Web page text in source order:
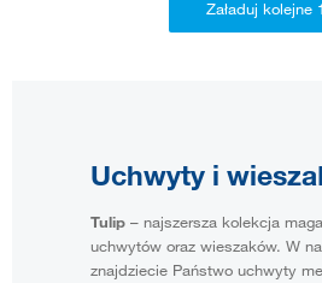
Uchwyty i
Tulip – najszersza kolekcja
uchwytów oraz wieszaków. W
znajdziecie Państwo uchwyty